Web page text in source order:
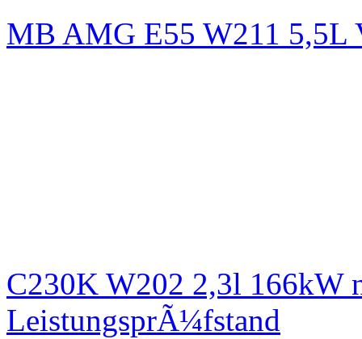
MB AMG E55 W211 5,5L
C230K W202 2,3l 166kW
LeistungsprÃ¼fstand